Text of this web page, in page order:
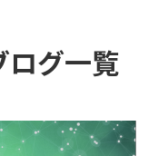
ログ一覧